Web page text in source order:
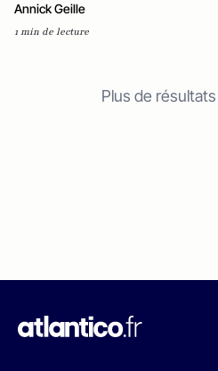
Annick Geille
1 min de lecture
Plus de